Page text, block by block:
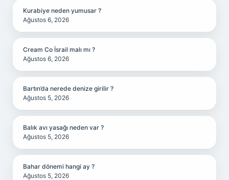
Kurabiye neden yumusar ?
Ağustos 6, 2026
Cream Co İsrail malı mı ?
Ağustos 6, 2026
Bartın’da nerede denize girilir ?
Ağustos 5, 2026
Balık avı yasağı neden var ?
Ağustos 5, 2026
Bahar dönemi hangi ay ?
Ağustos 5, 2026